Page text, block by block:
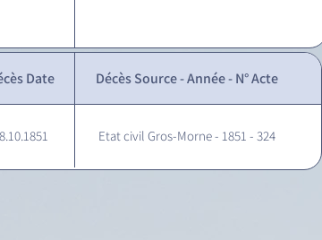
Date Décès Source - Année - N° Acte
Etat civil Gros-Morne - 1851 - 324